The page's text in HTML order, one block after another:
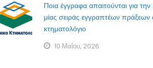
Ποια έγγραφα απαιτούνται για
μίας σειράς εγγραπτέων πράξεων
κτηματολόγιο
10 Μαΐου, 2026